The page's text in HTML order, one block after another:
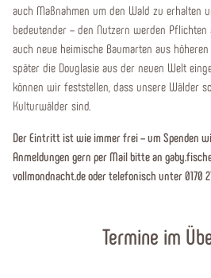
auch Maßnahmen um den Wald zu erhalten
bedeutender – den Nutzern werden
auch neue heimische Baumarten aus
später die Douglasie aus der neuen Welt
können wir feststellen, dass unsere Wälder
Kulturwälder sind.
Der Eintritt ist wie immer frei – um Spenden
Anmeldungen gern per Mail bitte an
vollmondnacht.de oder telefonisch unter 0170
Termine im